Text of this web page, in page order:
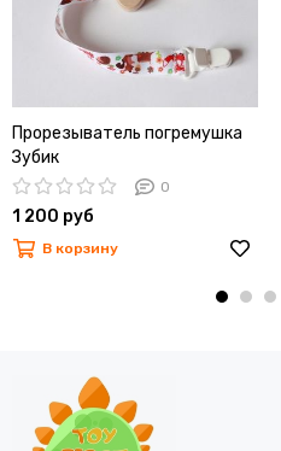
Прорезыватель погремушка
Зубик
0
1 200 руб
В корзину